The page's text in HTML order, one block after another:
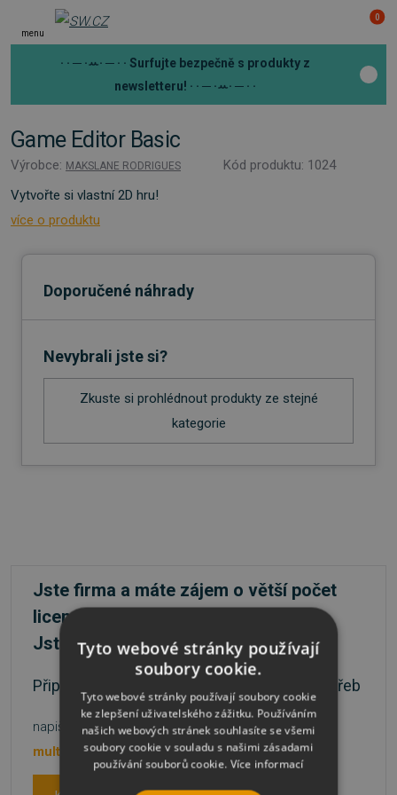
menu
0
· · ─ ·ꕀ· ─ · · Surfujte bezpečně s produkty z
newsletteru! · · ─ ·ꕀ· ─ · ·
Game Editor Basic
Výrobce: MAKSLANE RODRIGUES
Kód produktu: 1024
Vytvořte si vlastní 2D hru!
více o produktu
Doporučené náhrady
Nevybrali jste si?
Zkuste si prohlédnout produkty ze stejné
kategorie
Jste firma a máte zájem o větší počet
licencí?
Jste škola nebo státní instituce?
Připravíme nabídku přesně podle vašich potřeb
napište na
multilicence@sw.cz
nebo volejte
481 001 003
Tyto webové stránky používají
soubory cookie.
Tyto webové stránky používají soubory cookie
ke zlepšení uživatelského zážitku. Používáním
našich webových stránek souhlasíte se všemi
soubory cookie v souladu s našimi zásadami
používání souborů cookie. Více informací